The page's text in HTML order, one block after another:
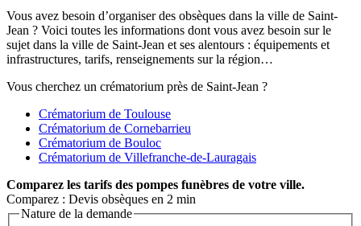
Vous avez besoin d’organiser des obsèques dans la ville de Saint-
Jean ? Voici toutes les informations dont vous avez besoin sur le
sujet dans la ville de Saint-Jean et ses alentours : équipements et
infrastructures, tarifs, renseignements sur la région…
Vous cherchez un crématorium près de Saint-Jean ?
Crématorium de Toulouse
Crématorium de Cornebarrieu
Crématorium de Bouloc
Crématorium de Villefranche-de-Lauragais
Comparez les tarifs des pompes funèbres de votre ville.
Comparez : Devis obsèques en 2 min
Nature de la demande